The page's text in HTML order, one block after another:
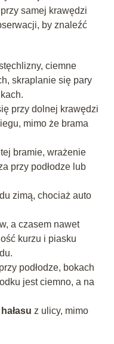
samej krawędzi
by znaleźć
ciemne
skraplanie się pary
przy dolnej krawędzi
mimo że brama
bramie, wrażenie
przy podłodze lub
zimą, chociaż auto
a czasem nawet
kurzu i piasku
podłodze, bokach
jest ciemno, a na
hałasu z ulicy, mimo